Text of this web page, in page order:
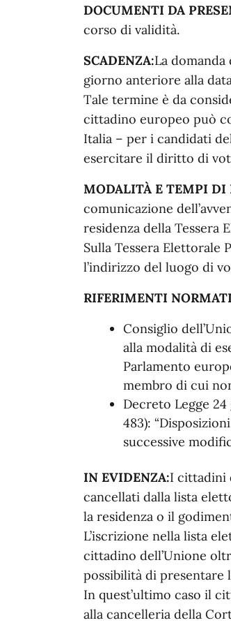
DOCUMENTI DA
corso di validità.
SCADENZA:La
giorno anteriore alla
Tale termine è da
cittadino europeo può
Italia – per i candidati
esercitare il diritto di
MODALITÀ E TEMPI DI
comunicazione
residenza della Tessera
Sulla Tessera Elettorale
l’indirizzo del luogo di
RIFERIMENTI
Consiglio
alla modalità di
Parlamento
membro di cui
Decreto Legge 24
483):
successive
IN EVIDENZA:I cittadini
cancellati dalla lista
la residenza o il
L’iscrizione nella lista
cittadino dell’Unione
possibilità di presentare
In quest’ultimo caso il
alla cancelleria della